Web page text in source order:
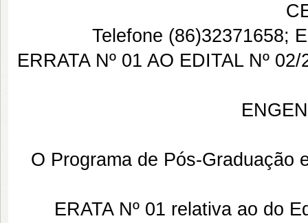
Telefone (86)32371658;
ERRATA Nº 01 AO EDITAL Nº
O Programa de Pós-Graduação
ERATA Nº 01 relativa ao do